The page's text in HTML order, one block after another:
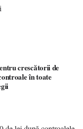
crescătorii de
în toate